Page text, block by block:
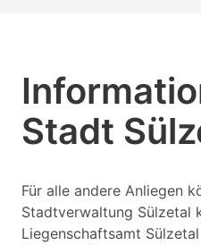
Stadt
Für alle andere Anliegen
Stadtverwaltung Sülzetal
Liegenschaftsamt